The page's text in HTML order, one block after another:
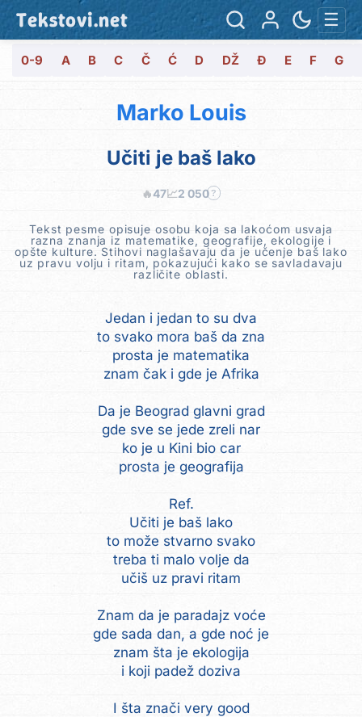
Tekstovi.net ☰
0-9 A B C Č Ć D DŽ Đ E F G
Marko Louis
Učiti je baš lako
🔥47📈2 050 ?
Tekst pesme opisuje osobu koja sa lakoćom usvaja
razna znanja iz matematike, geografije, ekologije i
opšte kulture. Stihovi naglašavaju da je učenje baš lako
uz pravu volju i ritam, pokazujući kako se savladavaju
različite oblasti.
Jedan i jedan to su dva
to svako mora baš da zna
prosta je matematika
znam čak i gde je Afrika
Da je Beograd glavni grad
gde sve se jede zreli nar
ko je u Kini bio car
prosta je geografija
Ref.
Učiti je baš lako
to može stvarno svako
treba ti malo volje da
učiš uz pravi ritam
Znam da je paradajz voće
gde sada dan, a gde noć je
znam šta je ekologija
i koji padež doziva
I šta znači very good